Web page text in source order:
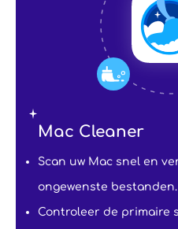
Mac Cleaner
Scan uw Mac snel en
ongewenste bestanden.
Controleer de primaire